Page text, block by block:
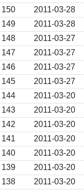
150
2011-03-28
149
2011-03-28
148
2011-03-27
147
2011-03-27
146
2011-03-27
145
2011-03-27
144
2011-03-20
143
2011-03-20
142
2011-03-20
141
2011-03-20
140
2011-03-20
139
2011-03-20
138
2011-03-20